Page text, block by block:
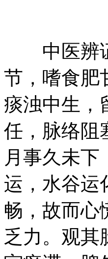
中医辨证
节，嗜食肥
痰浊中生，
任，脉络阻
月事久未
运，水谷运
畅，故而心
乏力。观其